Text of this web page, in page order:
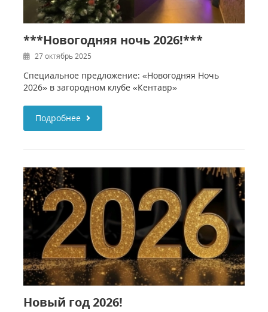
***Новогодняя ночь 2026!***
27 октябрь 2025
Специальное предложение: «Новогодняя Ночь
2026» в загородном клубе «Кентавр»
Подробнее
Новый год 2026!